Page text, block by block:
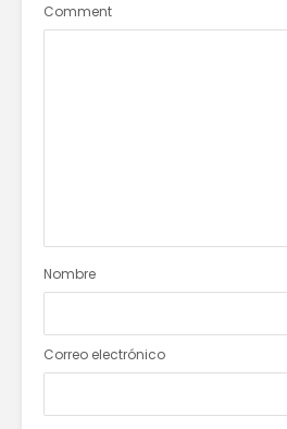
Comment
Nombre
Correo electrónico